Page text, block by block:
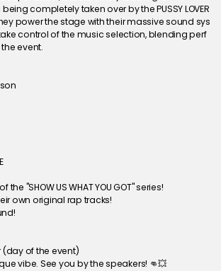
completely taken over by the PUSSY LOVER
power the stage with their massive sound sys
control of the music selection, blending perf
the event.
the "SHOW US WHAT YOU GOT" series!
own original rap tracks!
(day of the event)
vibe. See you by the speakers! 👊💥